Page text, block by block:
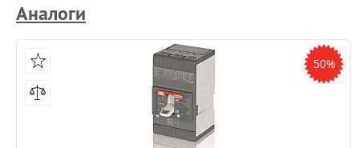
Аналоги
50%